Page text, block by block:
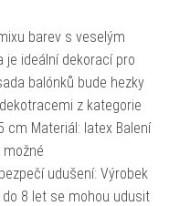
barev s veselým
je ideální dekorací pro
balónků bude hezky
z kategorie
cm Materiál: latex Balení
možné
udušení: Výrobek
8 let se mohou udusit